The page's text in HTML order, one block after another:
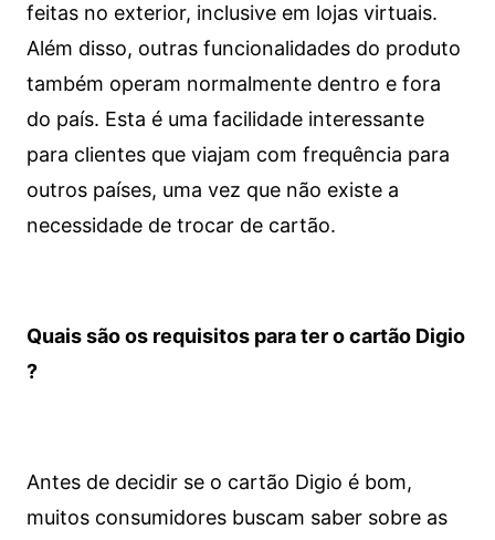
feitas no exterior, inclusive em lojas virtuais.
Além disso, outras funcionalidades do produto
também operam normalmente dentro e fora
do país. Esta é uma facilidade interessante
para clientes que viajam com frequência para
outros países, uma vez que não existe a
necessidade de trocar de cartão.
Quais são os requisitos para ter o cartão Digio
?
Antes de decidir se o cartão Digio é bom,
muitos consumidores buscam saber sobre as